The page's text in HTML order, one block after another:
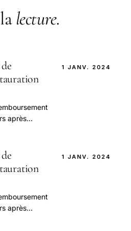
lecture.
après
1 JANV. 2024
après
1 JANV. 2024